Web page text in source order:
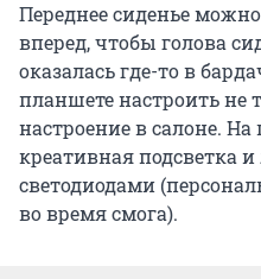
Переднее сиденье
вперед, чтобы голова
оказалась где-то в
планшете настроить не
настроение в салоне. На
креативная подсветка
светодиодами
во время смога).